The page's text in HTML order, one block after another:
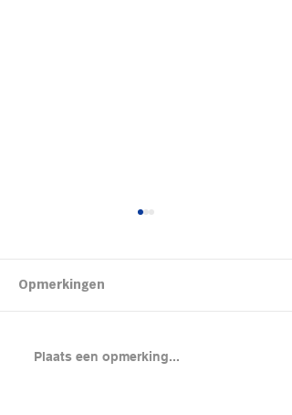
Kipsalon
Opmerkingen
Plaats een opmerking...